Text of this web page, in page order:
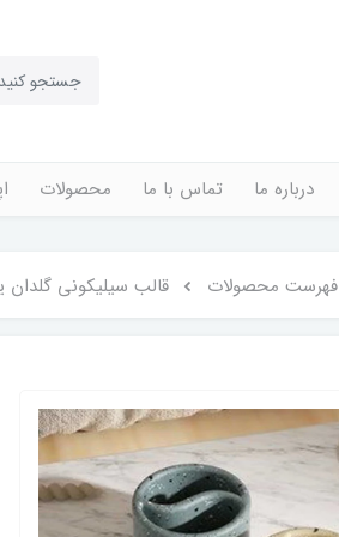
درباره ما تماس با ما محصولات
فهرست محصولات قالب سیلیکونی